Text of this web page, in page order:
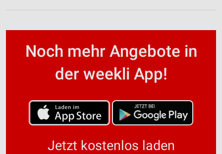
Noch mehr Angebote in
der weekli App!
Jetzt kostenlos laden